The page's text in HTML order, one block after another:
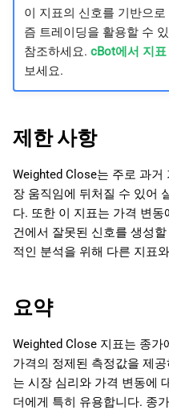
이 지표의 신호를 기반으
즘 트레이딩을 활용할 수
참조하세요. cBot에서 지표
보세요.
제한 사항
Weighted Close는 주로 과거
장 움직임에 뒤처질 수 있어
다. 또한 이 지표는 가격 변
건에서 잘못된 신호를 생성
적인 분석을 위해 다른 지표
요약
Weighted Close 지표는 종
가격의 정제된 측정값을 제
는 시장 심리와 가격 변동에
더에게 특히 유용합니다. 종